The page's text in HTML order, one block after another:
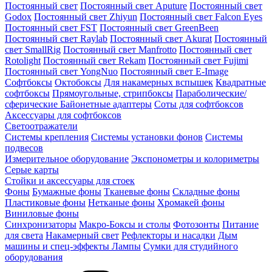
Постоянный свет Постоянный свет Aputure Постоянный свет
Godox Постоянный свет Zhiyun Постоянный свет Falcon Eyes
Постоянный свет FST Постоянный свет GreenBeen
Постоянный свет Raylab Постоянный свет Akurat Постоянный
свет SmallRig Постоянный свет Manfrotto Постоянный свет
Rotolight Постоянный свет Rekam Постоянный свет Fujimi
Постоянный свет YongNuo Постоянный свет E-Image
Софтбоксы Октобоксы Для накамерных вспышек Квадратные
софтбоксы Прямоугольные, стрипбоксы Параболические/
сферические Байонетныe адаптеры Соты для софтбоксов
Аксессуары для софтбоксов
Светоотражатели
Системы крепления Системы установки фонов Системы
подвесов
Измерительное оборудование Экспонометры и колориметры
Серые карты
Стойки и аксессуары для стоек
Фоны Бумажные фоны Тканевые фоны Складные фоны
Пластиковые фоны Нетканые фоны Хромакей фоны
Виниловые фоны
Синхронизаторы Макро-Боксы и столы Фотозонты Питание
для света Накамерный свет Рефлекторы и насадки Дым
машины и спец-эффекты Лампы Сумки для студийного
оборудования